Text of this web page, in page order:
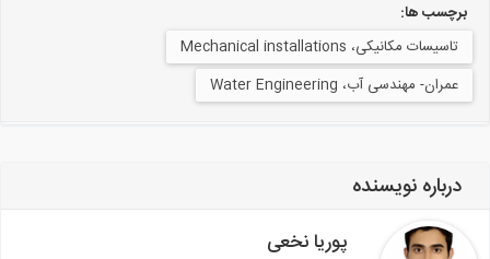
برچسب ها:
تاسیسات مکانیکی، Mechanical installations
عمران- مهندسی آب، Water Engineering
درباره نویسنده
پوریا نخعی